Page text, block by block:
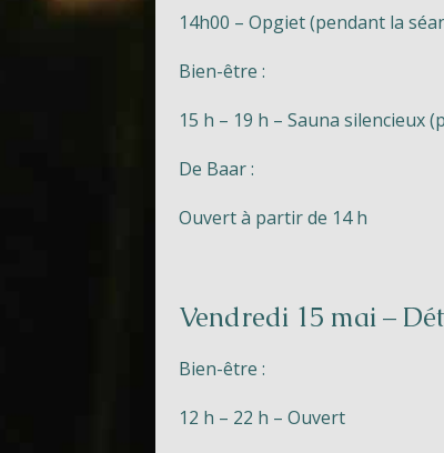
Communauté
Le Perron
14h00 – Opgiet (pendant la
Bien-être :
15 h – 19 h – Sauna silencieux
De Baar :
Ouvert à partir de 14 h
Vendredi 15 mai –
Bien-être :
12 h – 22 h – Ouvert